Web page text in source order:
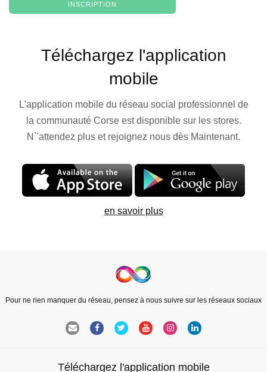
INSCRIPTION
Téléchargez l'application
mobile
L'application mobile du réseau social professionnel de
la communauté Corse est disponible sur les stores.
N`'attendez plus et rejoignez nous dès Maintenant.
en savoir plus
Pour ne rien manquer du réseau, pensez à nous suivre sur les réseaux sociaux
Téléchargez l'application mobile